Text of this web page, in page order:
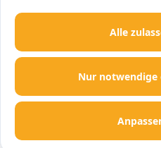
Nur notwendige
Alle